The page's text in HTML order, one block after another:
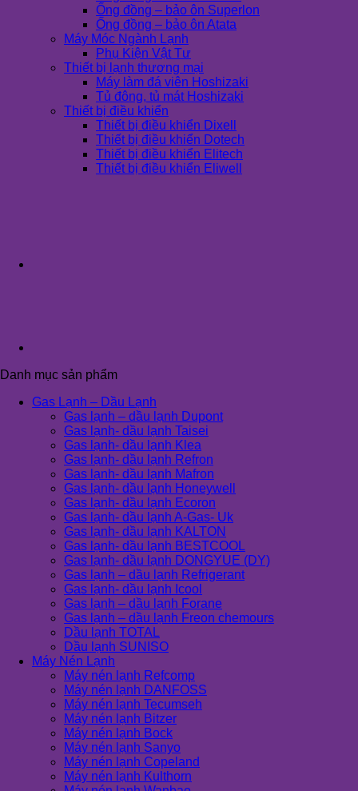
Ống đồng – bảo ôn Superlon
Ống đồng – bảo ôn Atata
Máy Móc Ngành Lạnh
Phụ Kiện Vật Tư
Thiết bị lạnh thương mại
Máy làm đá viên Hoshizaki
Tủ đông, tủ mát Hoshizaki
Thiết bị điều khiển
Thiết bị điều khiển Dixell
Thiết bị điều khiển Dotech
Thiết bị điều khiển Elitech
Thiết bị điều khiển Eliwell
Danh mục sản phẩm
Gas Lạnh – Dầu Lạnh
Gas lạnh – dầu lạnh Dupont
Gas lạnh- dầu lạnh Taisei
Gas lạnh- dầu lạnh Klea
Gas lạnh- dầu lạnh Refron
Gas lạnh- dầu lạnh Mafron
Gas lạnh- dầu lạnh Honeywell
Gas lạnh- dầu lạnh Ecoron
Gas lạnh- dầu lạnh A-Gas- Uk
Gas lạnh- dầu lạnh KALTON
Gas lạnh- dầu lạnh BESTCOOL
Gas lạnh- dầu lạnh DONGYUE (DY)
Gas lạnh – dầu lạnh Refrigerant
Gas lạnh- dầu lạnh Icool
Gas lạnh – dầu lạnh Forane
Gas lạnh – dầu lạnh Freon chemours
Dầu lạnh TOTAL
Dầu lạnh SUNISO
Máy Nén Lạnh
Máy nén lạnh Refcomp
Máy nén lạnh DANFOSS
Máy nén lạnh Tecumseh
Máy nén lạnh Bitzer
Máy nén lạnh Bock
Máy nén lạnh Sanyo
Máy nén lạnh Copeland
Máy nén lạnh Kulthorn